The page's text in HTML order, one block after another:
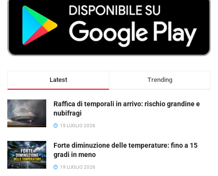
Latest Trending
Raffica di temporali in arrivo: rischio grandine e
nubifragi
19 LUGLIO 2026
Forte diminuzione delle temperature: fino a 15
gradi in meno
19 LUGLIO 2026